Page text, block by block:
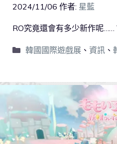
2024/11/06 作者: 星藍
RO究竟還會有多少新作呢……
韓國國際遊戲展、 資訊、